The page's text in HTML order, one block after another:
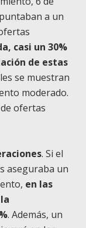
a un
casi un 30%
de estas
se muestran
moderado.
ofertas
. Si el
aseguraba un
en las
. Además, un